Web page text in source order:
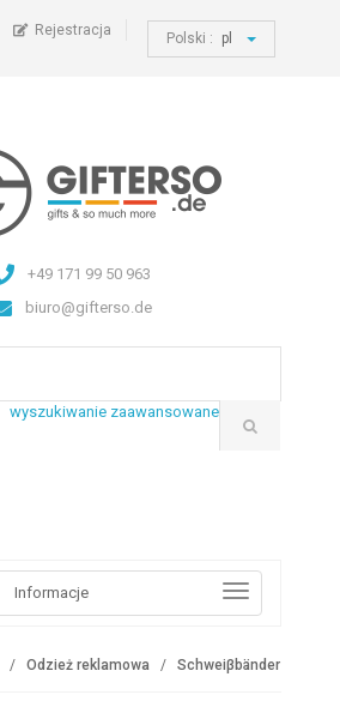
Rejestracja Polski : pl
+49 171 99 50 963
biuro@gifterso.de
wyszukiwanie zaawansowane
Informacje
Odzież reklamowa Schweiβbänder